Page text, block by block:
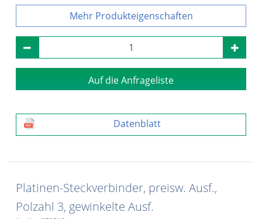
Produkteigenschaften
Auf die Anfrageliste
Datenblatt
Platinen-Steckverbinder, preisw. Ausf.,
Polzahl 3, gewinkelte Ausf.